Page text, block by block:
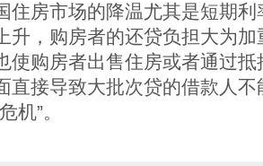
房市场的降温尤其是短期利
升，购房者的还贷负担大为
使购房者出售住房或者通过
直接导致大批次贷的借款人
机”。